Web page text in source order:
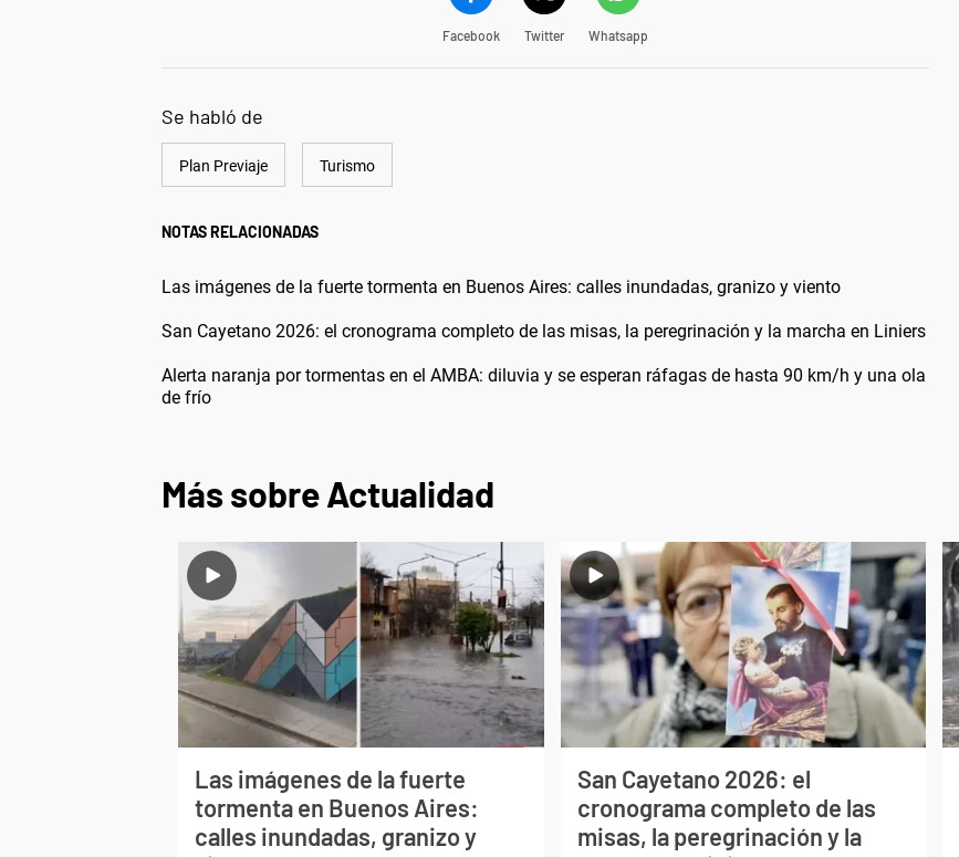
Facebook Twitter Whatsapp
Se habló de
Plan Previaje Turismo
NOTAS RELACIONADAS
Las imágenes de la fuerte tormenta en Buenos Aires: calles inundadas, granizo y viento
San Cayetano 2026: el cronograma completo de las misas, la peregrinación y la marcha en Liniers
Alerta naranja por tormentas en el AMBA: diluvia y se esperan ráfagas de hasta 90 km/h y una ola
de frío
Más sobre Actualidad
Las imágenes de la fuerte
tormenta en Buenos Aires:
calles inundadas, granizo y
San Cayetano 2026: el
cronograma completo de las
misas, la peregrinación y la